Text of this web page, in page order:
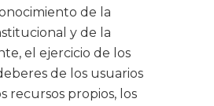
de la
y de la
el ejercicio de los
de los usuarios
recursos propios, los